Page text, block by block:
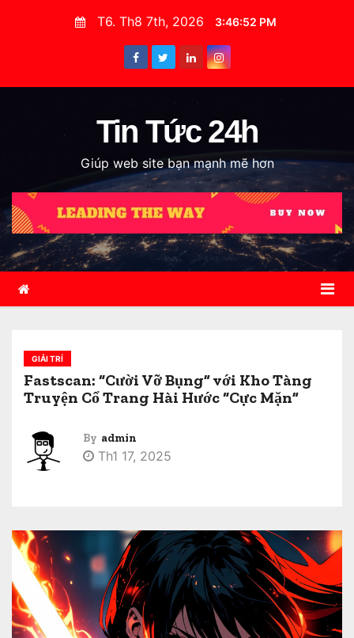
t
e
n
t
T6. Th8 7th, 2026 3:46:53 PM
Tin Tức 24h
Giúp web site bạn mạnh mẽ hơn
GIẢI TRÍ
Fastscan: “Cười Vỡ Bụng” với Kho Tàng
Truyện Cổ Trang Hài Hước “Cực Mặn”
By admin
Th1 17, 2025